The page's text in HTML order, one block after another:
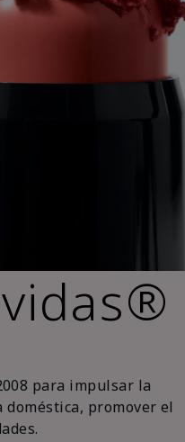
para impulsar la
promover el